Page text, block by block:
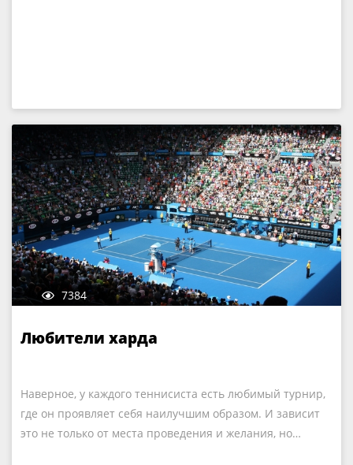
7384
Любители харда
Наверное, у каждого теннисиста есть любимый турнир,
где он проявляет себя наилучшим образом. И зависит
это не только от места проведения и желания, но…